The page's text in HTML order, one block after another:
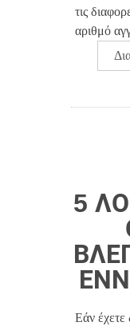
τις
αριθμό
5
Εάν έχετε